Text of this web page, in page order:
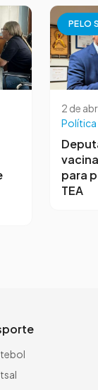
PELO
2 de
Política
para
TEA